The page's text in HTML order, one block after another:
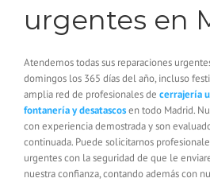
urgentes en
Atendemos todas sus reparaciones
domingos los 365 días del año, incluso
amplia red de profesionales de cerrajería
fontanería y desatascosen todo Madrid.
con experiencia demostrada y son
continuada. Puede solicitarnos
urgentes con la seguridad de que le
nuestra confianza, contando además con